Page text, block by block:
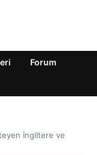
Forum
İngiltere ve